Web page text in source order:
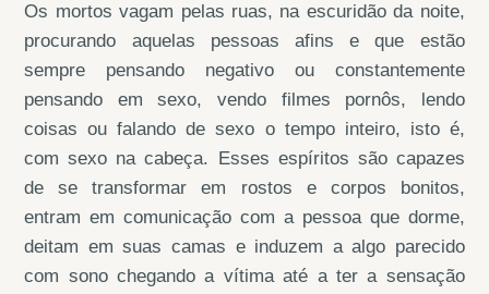
Os mortos vagam pelas ruas, na escuridão da noite,
procurando aquelas pessoas afins e que estão
sempre pensando negativo ou constantemente
pensando em sexo, vendo filmes pornôs, lendo
coisas ou falando de sexo o tempo inteiro, isto é,
com sexo na cabeça. Esses espíritos são capazes
de se transformar em rostos e corpos bonitos,
entram em comunicação com a pessoa que dorme,
deitam em suas camas e induzem a algo parecido
com sono chegando a vítima até a ter a sensação